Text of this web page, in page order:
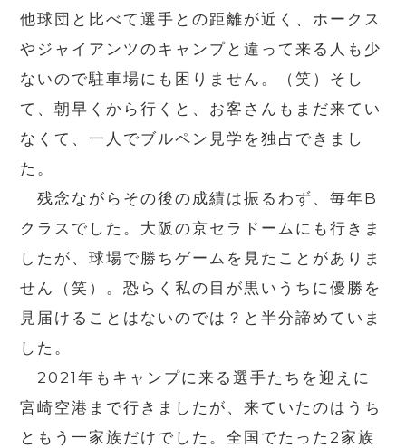
他球団と比べて選手との距離が近く、ホークス
やジャイアンツのキャンプと違って来る人も少
ないので駐車場にも困りません。（笑）そし
て、朝早くから行くと、お客さんもまだ来てい
なくて、一人でブルペン見学を独占できまし
た。
残念ながらその後の成績は振るわず、毎年B
クラスでした。大阪の京セラドームにも行きま
したが、球場で勝ちゲームを見たことがありま
せん（笑）。恐らく私の目が黒いうちに優勝を
見届けることはないのでは？と半分諦めていま
した。
2021年もキャンプに来る選手たちを迎えに
宮崎空港まで行きましたが、来ていたのはうち
ともう一家族だけでした。全国でたった2家族